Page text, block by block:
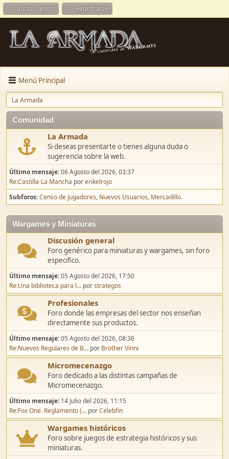
Iniciar sesión Registrarse
Menú Principal
La Armada
Comunidad
La Armada
Si deseas presentarte o tienes alguna duda o
sugerencia sobre la web.
Último mensaje:06 Agosto del 2026, 03:37
Re:Castilla-La Mancha porerikelrojo
Subforos Censo de jugadores Nuevos Usuarios Mercadillo.
Wargames y Miniaturas
Discusión general
Foro genérico para miniaturas y wargames, sin foro
especifico.
Último mensaje:05 Agosto del 2026, 17:50
Re:Una biblioteca para l... porstrategos
Profesionales
Foro donde las empresas del sector nos enseñan
directamente sus productos.
Último mensaje:05 Agosto del 2026, 08:36
Re:Nuevos Regulares de B... por Brother Vinni
Micromecenazgo
Foro dedicado a las distintas campañas de
Micromecenazgo.
Último mensaje: 14 Julio del 2026, 11:15
Re:Fox One. Reglamento (... porCelebfin
Wargames históricos
Foro sobre juegos de estrategia históricos y sus
miniaturas.